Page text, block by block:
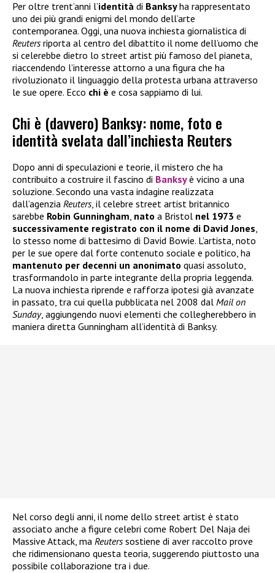
Per oltre trent’anni l’identità di Banksyha rappresentato
uno dei più grandi enigmi del mondo dell’arte
contemporanea. Oggi, una nuova inchiesta giornalistica di
Reutersriporta al centro del dibattito il nome dell’uomo che
si celerebbe dietro lo street artist più famoso del pianeta,
riaccendendo l’interesse attorno a una figura che ha
rivoluzionato il linguaggio della protesta urbana attraverso
le sue opere. Ecco chi è e cosa sappiamo di lui.
Chi è (davvero) Banksy: nome, foto e
identità svelata dall’inchiesta Reuters
Dopo anni di speculazioni e teorie, il mistero che ha
contribuito a costruire il fascino di Banksyè vicino a una
soluzione. Secondo una vasta indagine realizzata
dall’agenzia Reuters, il celebre street artist britannico
sarebbe Robin Gunningham, nato a Bristol nel 1973 e
successivamente registrato con il nome di David Jones,
lo stesso nome di battesimo di David Bowie. L’artista, noto
per le sue opere dal forte contenuto sociale e politico, ha
mantenuto per decenni un anonimato quasi assoluto,
trasformandolo in parte integrante della propria leggenda.
La nuova inchiesta riprende e rafforza ipotesi già avanzate
in passato, tra cui quella pubblicata nel 2008 dal Mail on
Sunday, aggiungendo nuovi elementi che collegherebbero in
maniera diretta Gunningham all’identità di Banksy.
Nel corso degli anni, il nome dello street artist è stato
associato anche a figure celebri come Robert Del Naja dei
Massive Attack, ma Reuterssostiene di aver raccolto prove
che ridimensionano questa teoria, suggerendo piuttosto una
possibile collaborazione tra i due.